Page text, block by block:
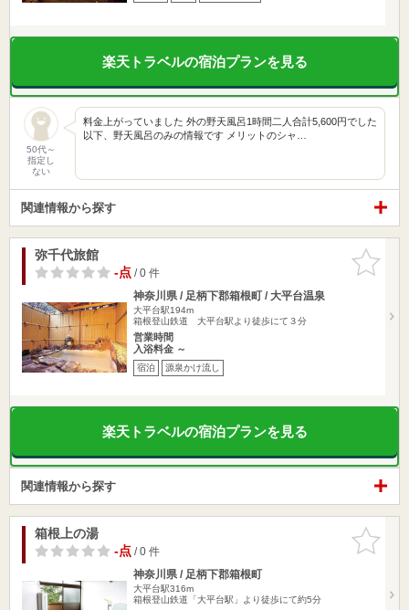
楽天トラベルの宿泊プランを見る
50代～
指定し
ない
料金上がっていました 外の野天風呂1時間二人合計5,600円でした
以下、野天風呂のみの情報です メリットのシャ…
関連情報から探す
お気に入
りに追加
弥千代旅館
-点/ 0 件
神奈川県 / 足柄下郡箱根町 / 大平台温泉
大平台駅194m
箱根登山鉄道 大平台駅より徒歩にて３分
営業時間
入浴料金 ～
宿泊 源泉かけ流し
楽天トラベルの宿泊プランを見る
関連情報から探す
お気に入
りに追加
箱根上の湯
-点/ 0 件
神奈川県 / 足柄下郡箱根町
大平台駅316m
箱根登山鉄道「大平台駅」より徒歩にて約5分